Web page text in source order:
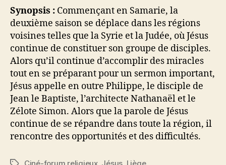
Synopsis : Commençant en Samarie, la
deuxième saison se déplace dans les régions
voisines telles que la Syrie et la Judée, où Jésus
continue de constituer son groupe de disciples.
Alors qu’il continue d’accomplir des miracles
tout en se préparant pour un sermon important,
Jésus appelle en outre Philippe, le disciple de
Jean le Baptiste, l’architecte Nathanaël et le
Zélote Simon. Alors que la parole de Jésus
continue de se répandre dans toute la région, il
rencontre des opportunités et des difficultés.